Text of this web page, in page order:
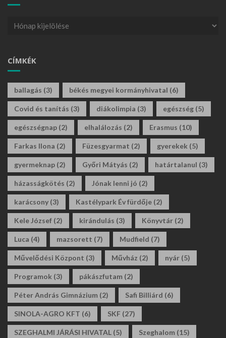
CÍMKÉK
ballagás (3) békés megyei kormányhivatal (6)
Covid és tanítás (3) diákolimpia (3) egészség (5)
egészségnap (2) elhalálozás (2) Erasmus (10)
Farkas Ilona (2) Füzesgyarmat (2) gyerekek (5)
gyermeknap (2) Győri Mátyás (2) határtalanul (3)
házasságkötés (2) Jónak lenni jó (2)
karácsony (3) Kastélypark Év fürdője (2)
Kele József (2) kirándulás (3) Könyvtár (2)
Luca (4) mazsorett (7) Mudfield (7)
Művelődési Központ (3) Művház (2) nyár (5)
Programok (3) pákászfutam (2)
Péter András Gimnázium (2) Safi Billiárd (6)
SINOLA-AGRO KFT (6) SKF (27)
SZEGHALMI JÁRÁSI HIVATAL (5) Szeghalom (15)